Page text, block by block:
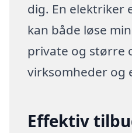
dig. En elektriker
kan både løse
private og større
virksomheder og
Effektiv